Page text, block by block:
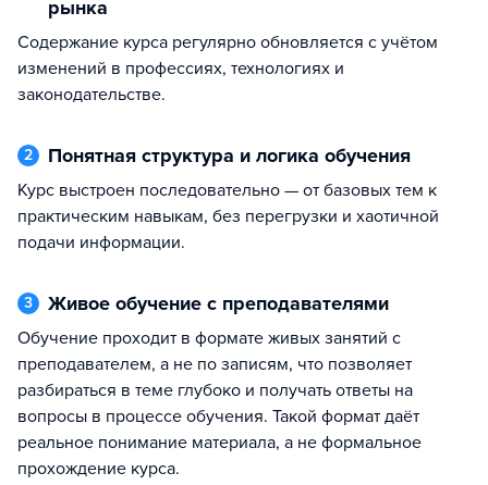
рынка
Содержание курса регулярно обновляется с учётом
изменений в профессиях, технологиях и
законодательстве.
2 Понятная структура и логика обучения
Курс выстроен последовательно — от базовых тем к
практическим навыкам, без перегрузки и хаотичной
подачи информации.
3 Живое обучение с преподавателями
Обучение проходит в формате живых занятий с
преподавателем, а не по записям, что позволяет
разбираться в теме глубоко и получать ответы на
вопросы в процессе обучения. Такой формат даёт
реальное понимание материала, а не формальное
прохождение курса.